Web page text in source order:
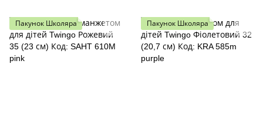
Пакунок Школяра Пакунок Школяра